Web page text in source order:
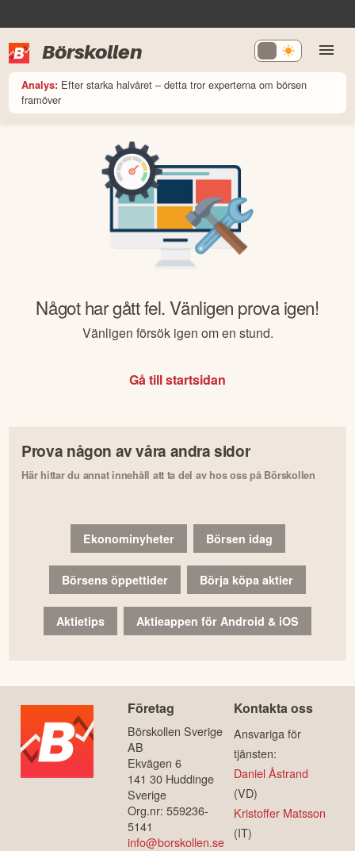
Börskollen
Analys: Efter starka halvåret – detta tror experterna om börsen
framöver
Något har gått fel. Vänligen prova igen!
Vänligen försök igen om en stund.
Gå till startsidan
Prova någon av våra andra sidor
Här hittar du annat innehåll att ta del av hos oss på Börskollen
Ekonominyheter Börsen idag
Börsens öppettider Börja köpa aktier
Aktietips Aktieappen för Android & iOS
Företag
Börskollen Sverige
AB
Ekvägen 6
141 30 Huddinge
Sverige
Org.nr: 559236-
5141
info@borskollen.se
Kontakta oss
Ansvariga för
tjänsten:
Daniel Åstrand
(VD)
Kristoffer Matsson
(IT)